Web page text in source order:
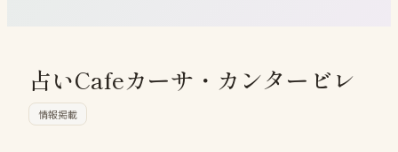
占いCafeカーサ・カンタービレ
情報掲載